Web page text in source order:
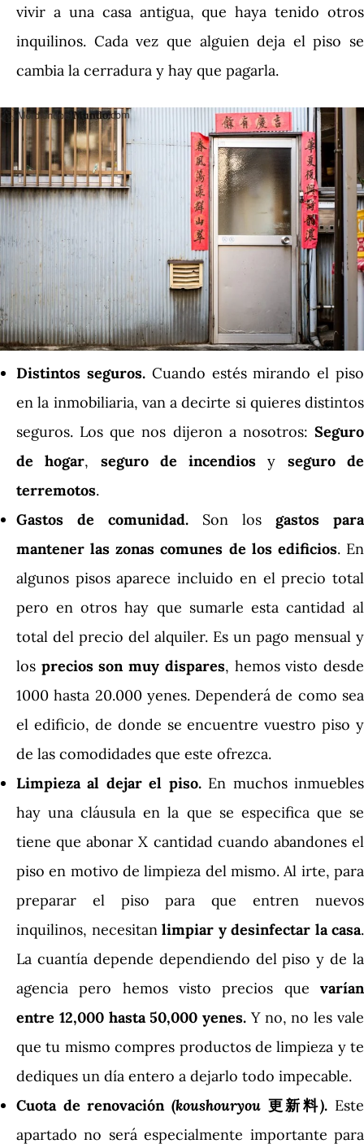
vivir a una casa antigua, que haya tenido otros
inquilinos. Cada vez que alguien deja el piso se
cambia la cerradura y hay que pagarla.
Distintos seguros. Cuando estés mirando el piso
en la inmobiliaria, van a decirte si quieres distintos
seguros. Los que nos dijeron a nosotros: Seguro
de hogar, seguro de incendios y seguro de
terremotos.
Gastos de comunidad. Son los gastos para
mantener las zonas comunes de los edificios. En
algunos pisos aparece incluido en el precio total
pero en otros hay que sumarle esta cantidad al
total del precio del alquiler. Es un pago mensual y
los precios son muy dispares, hemos visto desde
1000 hasta 20.000 yenes. Dependerá de como sea
el edificio, de donde se encuentre vuestro piso y
de las comodidades que este ofrezca.
Limpieza al dejar el piso. En muchos inmuebles
hay una cláusula en la que se especifica que se
tiene que abonar X cantidad cuando abandones el
piso en motivo de limpieza del mismo. Al irte, para
preparar el piso para que entren nuevos
inquilinos, necesitan limpiar y desinfectar la casa.
La cuantía depende dependiendo del piso y de la
agencia pero hemos visto precios que varían
entre 12,000 hasta 50,000 yenes. Y no, no les vale
que tu mismo compres productos de limpieza y te
dediques un día entero a dejarlo todo impecable.
Cuota de renovación (koushouryou 更新料). Este
apartado no será especialmente importante para